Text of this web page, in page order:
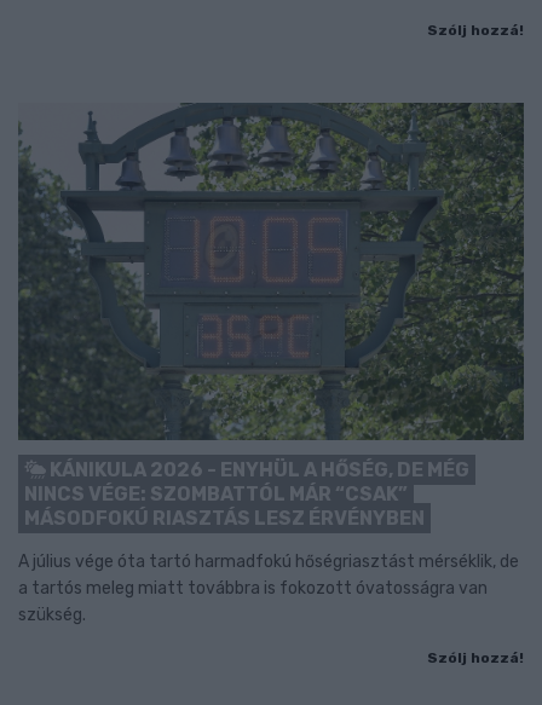
Szólj hozzá!
KÁNIKULA 2026 - ENYHÜL A HŐSÉG, DE MÉG
NINCS VÉGE: SZOMBATTÓL MÁR “CSAK”
MÁSODFOKÚ RIASZTÁS LESZ ÉRVÉNYBEN
A július vége óta tartó harmadfokú hőségriasztást mérséklik, de
a tartós meleg miatt továbbra is fokozott óvatosságra van
szükség.
Szólj hozzá!